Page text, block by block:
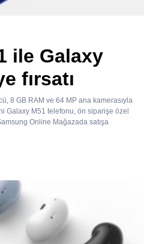
ile Galaxy
fırsatı
8 GB RAM ve 64 MP ana kamerasıyla
Galaxy M51 telefonu, ön siparişe özel
Online Mağazada satışa